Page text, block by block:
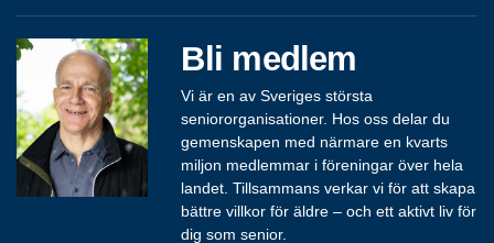
Bli medlem
Vi är en av Sveriges största
seniororganisationer. Hos oss delar du
gemenskapen med närmare en kvarts
miljon medlemmar i föreningar över hela
landet. Tillsammans verkar vi för att skapa
bättre villkor för äldre – och ett aktivt liv för
dig som senior.